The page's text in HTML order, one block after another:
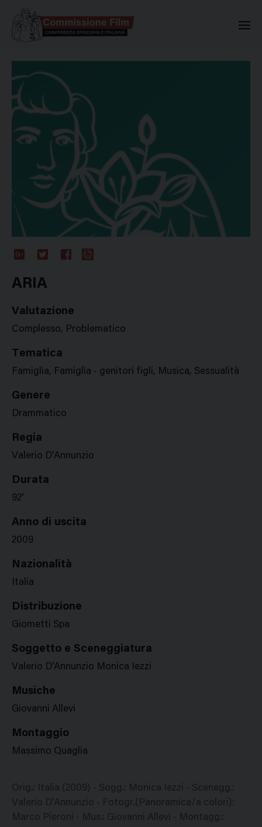
Plus
ARIA
Valutazione
Complesso, Problematico
Tematica
Famiglia, Famiglia - genitori figli, Musica, Sessualità
Genere
Drammatico
Regia
Valerio D'Annunzio
Durata
92'
Anno di uscita
2009
Nazionalità
Italia
Distribuzione
Giometti Spa
Soggetto e Sceneggiatura
Valerio D'Annunzio Monica Iezzi
Musiche
Giovanni Allevi
Montaggio
Massimo Quaglia
Orig.: Italia (2009) - Sogg.: Monica Iezzi - Scenegg.:
Valerio D'Annunzio - Fotogr.(Panoramica/a colori):
Marco Pieroni - Mus.: Giovanni Allevi - Montagg.: